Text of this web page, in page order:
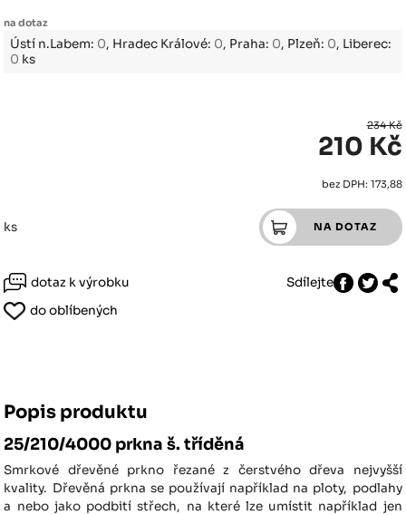
na dotaz
Ústí n.Labem: 0, Hradec Králové: 0, Praha: 0, Plzeň: 0, Liberec:
0 ks
234 Kč
210 Kč
bez DPH: 173,88
ks
dotaz k výrobku
Sdílejte
do oblíbených
Popis produktu
25/210/4000 prkna š. tříděná
Smrkové dřevěné prkno řezané z čerstvého dřeva nejvyšší
kvality. Dřevěná prkna se používají například na ploty, podlahy
a nebo jako podbití střech, na které lze umístit například jen